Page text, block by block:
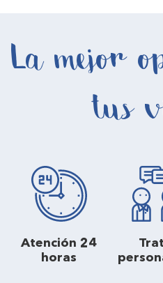
La mejor
tus
Atención 24
horas